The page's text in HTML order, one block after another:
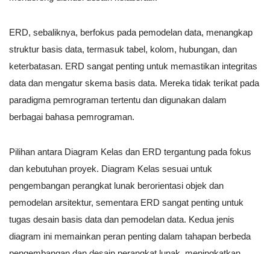
ERD, sebaliknya, berfokus pada pemodelan data, menangkap
struktur basis data, termasuk tabel, kolom, hubungan, dan
keterbatasan. ERD sangat penting untuk memastikan integritas
data dan mengatur skema basis data. Mereka tidak terikat pada
paradigma pemrograman tertentu dan digunakan dalam
berbagai bahasa pemrograman.
Pilihan antara Diagram Kelas dan ERD tergantung pada fokus
dan kebutuhan proyek. Diagram Kelas sesuai untuk
pengembangan perangkat lunak berorientasi objek dan
pemodelan arsitektur, sementara ERD sangat penting untuk
tugas desain basis data dan pemodelan data. Kedua jenis
diagram ini memainkan peran penting dalam tahapan berbeda